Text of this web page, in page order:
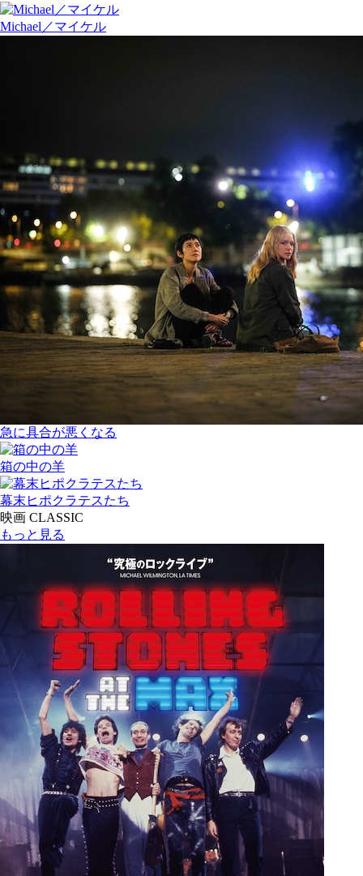
Michael／マイケル
急に具合が悪くなる
箱の中の羊
幕末ヒポクラテスたち
映画 CLASSIC
もっと見る